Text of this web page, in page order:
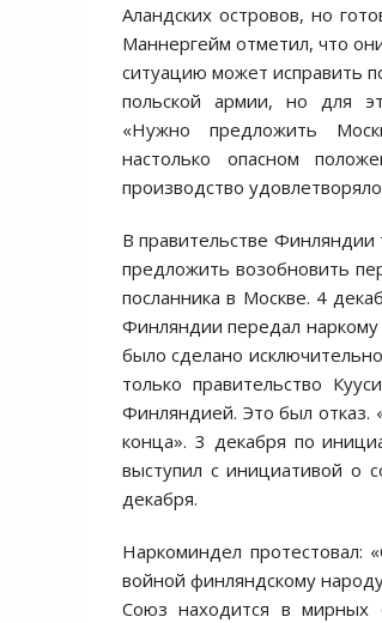
Аландских островов, но
Маннергейм отметил, что
ситуацию может исправить
польской армии, но для
«Нужно предложить
настолько опасном
производство
В правительстве
предложить возобновить
посланника в Москве. 4
Финляндии передал
было сделано
только правительство
Финляндией. Это был
конца». 3 декабря по
выступил с инициативой о
декабря.
Наркоминдел протестовал:
войной финляндскому
Союз находится в мирных